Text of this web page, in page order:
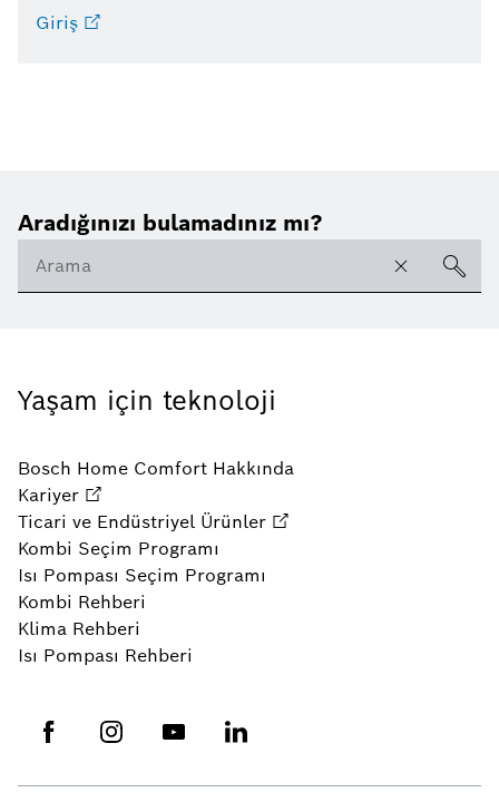
Giriş
Aradığınızı bulamadınız mı?
Yaşam için teknoloji
Bosch Home Comfort Hakkında
Kariyer
Ticari ve Endüstriyel Ürünler
Kombi Seçim Programı
Isı Pompası Seçim Programı
Kombi Rehberi
Klima Rehberi
Isı Pompası Rehberi